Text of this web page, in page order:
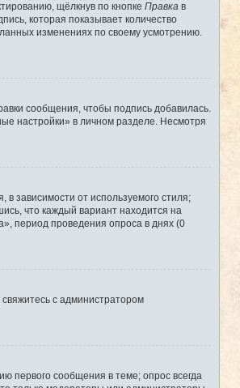
щёлкнув по кнопке Правка в
которая показывает количество
изменениях по своему усмотрению.
сообщения, чтобы подпись добавилась.
настройки» в личном разделе. Несмотря
зависимости от используемого стиля;
что каждый вариант находится на
период проведения опроса в днях (0
с администратором
первого сообщения в теме; опрос всегда